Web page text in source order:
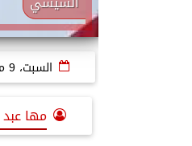
السبت، 9 مايو 2026
مها عبد